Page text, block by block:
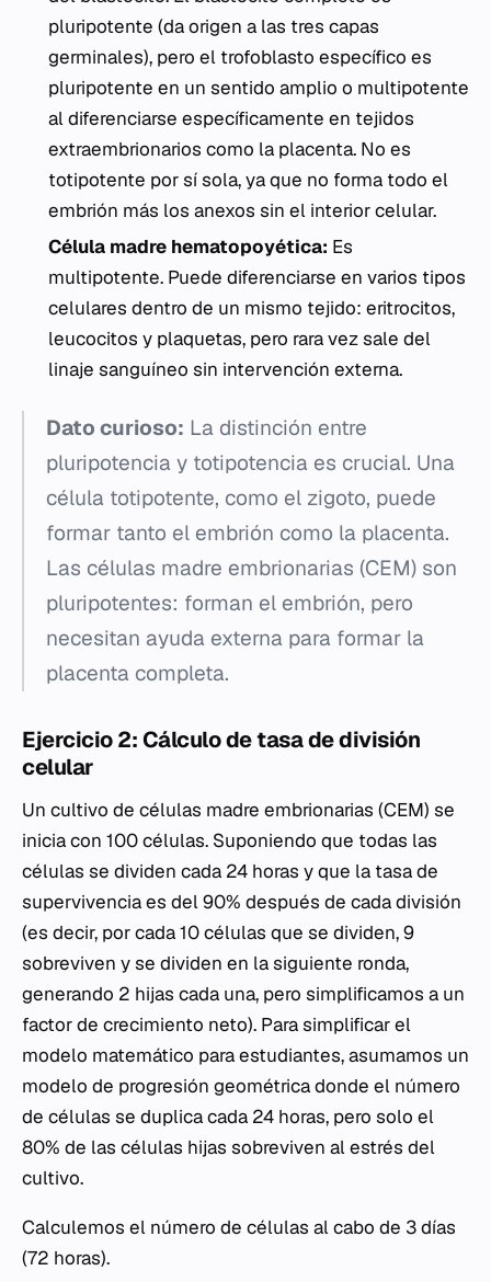
pluripotente (da origen a las tres capas
germinales), pero el trofoblasto específico es
pluripotente en un sentido amplio o multipotente
al diferenciarse específicamente en tejidos
extraembrionarios como la placenta. No es
totipotente por sí sola, ya que no forma todo el
embrión más los anexos sin el interior celular.
Célula madre hematopoyética: Es
multipotente. Puede diferenciarse en varios tipos
celulares dentro de un mismo tejido: eritrocitos,
leucocitos y plaquetas, pero rara vez sale del
linaje sanguíneo sin intervención externa.
Dato curioso: La distinción entre
pluripotencia y totipotencia es crucial. Una
célula totipotente, como el zigoto, puede
formar tanto el embrión como la placenta.
Las células madre embrionarias (CEM) son
pluripotentes: forman el embrión, pero
necesitan ayuda externa para formar la
placenta completa.
Ejercicio 2: Cálculo de tasa de división
celular
Un cultivo de células madre embrionarias (CEM) se
inicia con 100 células. Suponiendo que todas las
células se dividen cada 24 horas y que la tasa de
supervivencia es del 90% después de cada división
(es decir, por cada 10 células que se dividen, 9
sobreviven y se dividen en la siguiente ronda,
generando 2 hijas cada una, pero simplificamos a un
factor de crecimiento neto). Para simplificar el
modelo matemático para estudiantes, asumamos un
modelo de progresión geométrica donde el número
de células se duplica cada 24 horas, pero solo el
80% de las células hijas sobreviven al estrés del
cultivo.
Calculemos el número de células al cabo de 3 días
(72 horas).